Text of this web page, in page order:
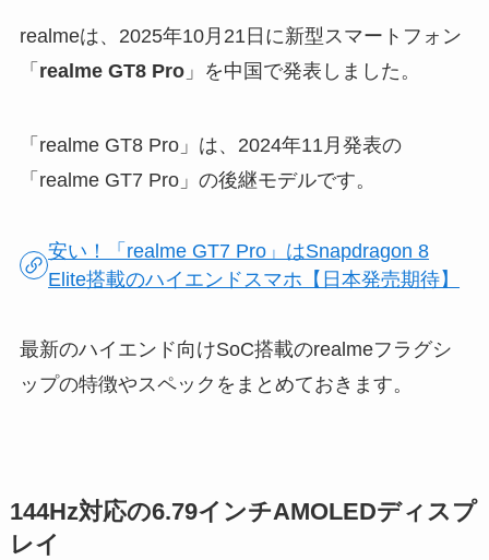
realmeは、2025年10月21日に新型スマートフォン
「 realme GT8 Pro」を中国で発表しました。
「realme GT8 Pro」は、2024年11月発表の
「realme GT7 Pro」の後継モデルです。
安い！「realme GT7 Pro」はSnapdragon 8
Elite搭載のハイエンドスマホ【日本発売期待】
最新のハイエンド向けSoC搭載のrealmeフラグシ
ップの特徴やスペックをまとめておきます。
144Hz対応の6.79インチAMOLEDディスプ
レイ